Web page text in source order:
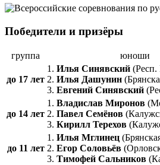
Победители и призёры
группа юноши
до 17 лет
1. Илья Синявский
2. Илья Дашунин
3. Евгений Синявский
до 14 лет
1. Владислав Миронов
2. Павел Семёнов
3. Кирилл Терехов
до 11 лет
1. Илья Мглинец
2. Егор Соловьёв
3. Тимофей Сальников